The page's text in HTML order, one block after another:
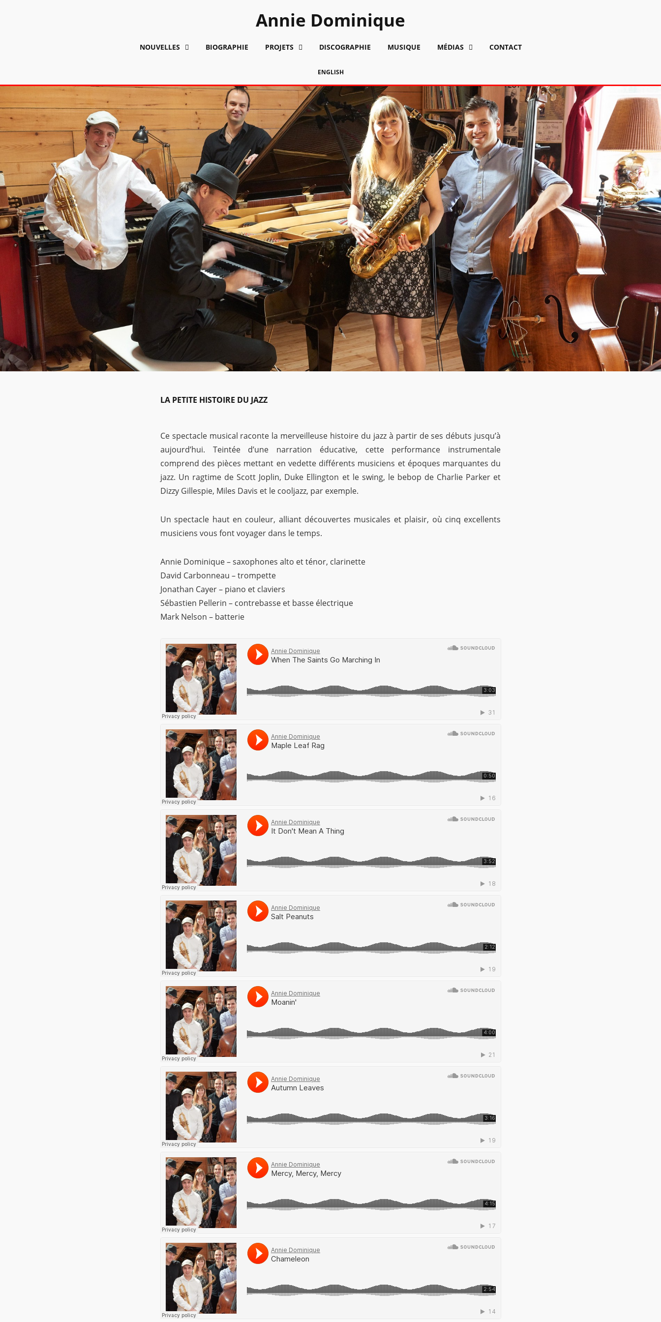
Annie Dominique
NOUVELLES BIOGRAPHIE PROJETS DISCOGRAPHIE MUSIQUE MÉDIAS CONTACT
ENGLISH
LA PETITE HISTOIRE DU JAZZ
Ce spectacle musical raconte la merveilleuse histoire du jazz à partir de ses débuts jusqu’à
aujourd’hui. Teintée d’une narration éducative, cette performance instrumentale
comprend des pièces mettant en vedette différents musiciens et époques marquantes du
jazz. Un ragtime de Scott Joplin, Duke Ellington et le swing, le bebop de Charlie Parker et
Dizzy Gillespie, Miles Davis et le cooljazz, par exemple.
Un spectacle haut en couleur, alliant découvertes musicales et plaisir, où cinq excellents
musiciens vous font voyager dans le temps.
Annie Dominique – saxophones alto et ténor, clarinette
David Carbonneau – trompette
Jonathan Cayer – piano et claviers
Sébastien Pellerin – contrebasse et basse électrique
Mark Nelson – batterie